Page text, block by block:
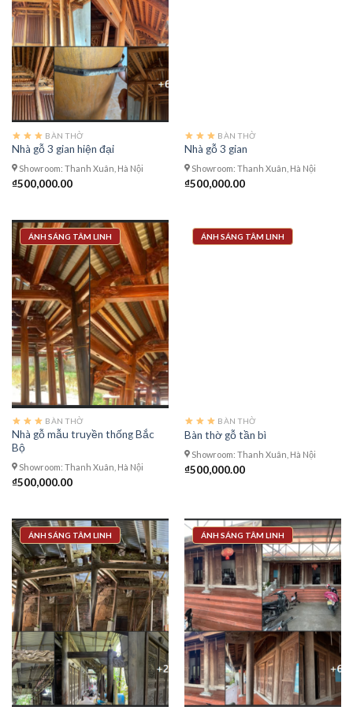
BÀN THỜ
Nhà gỗ 3 gian hiện đại
Showroom: Thanh Xuân, Hà Nội
₫500,000.00
BÀN THỜ
Nhà gỗ 3 gian
Showroom: Thanh Xuân, Hà Nội
₫500,000.00
ÁNH SÁNG TÂM LINH
BÀN THỜ
Nhà gỗ mẫu truyền thống Bắc
Bộ
Showroom: Thanh Xuân, Hà Nội
₫500,000.00
ÁNH SÁNG TÂM LINH
BÀN THỜ
Bàn thờ gỗ tần bì
Showroom: Thanh Xuân, Hà Nội
₫500,000.00
ÁNH SÁNG TÂM LINH ÁNH SÁNG TÂM LINH